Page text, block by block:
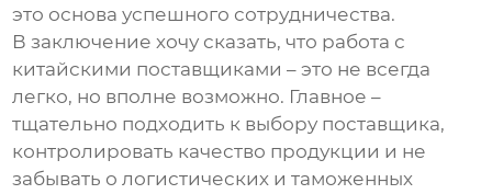
это основа успешного сотрудничества.
В заключение хочу сказать, что работа с
китайскими поставщиками – это не всегда
легко, но вполне возможно. Главное –
тщательно подходить к выбору поставщика,
контролировать качество продукции и не
забывать о логистических и таможенных